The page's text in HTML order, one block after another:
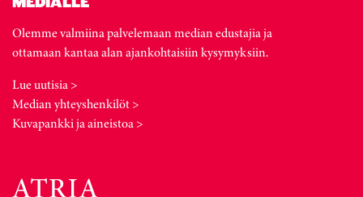
Olemme valmiina palvelemaan median edustajia ja
ottamaan kantaa alan ajankohtaisiin kysymyksiin.
Lue uutisia >
Median yhteyshenkilöt >
Kuvapankki ja aineistoa >